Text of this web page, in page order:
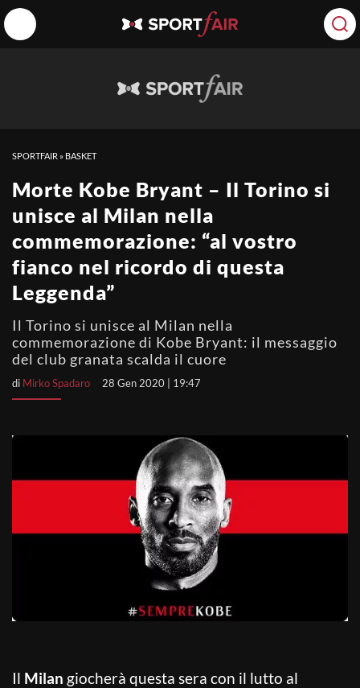
SPORTFAIR » BASKET
Morte Kobe Bryant – Il Torino si
unisce al Milan nella
commemorazione: “al vostro
fianco nel ricordo di questa
Leggenda”
Il Torino si unisce al Milan nella
commemorazione di Kobe Bryant: il messaggio
del club granata scalda il cuore
di Mirko Spadaro 28 Gen 2020 | 19:47
Il Milan giocherà questa sera con il lutto al